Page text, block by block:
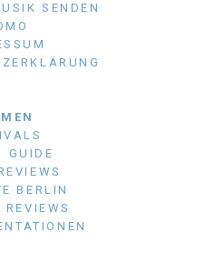
SENDEN
GUIDE
BERLIN
REVIEWS